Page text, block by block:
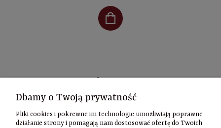
Szybki
Dbamy o Twoją prywatność
Pliki cookies i pokrewne im technologie umożliwiają poprawne
działanie strony i pomagają nam dostosować ofertę do Twoich